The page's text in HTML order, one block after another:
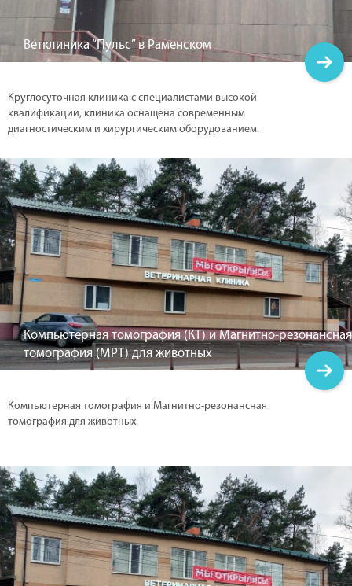
Ветклиника “Пульс” в Раменском
Круглосуточная клиника с специалистами высокой
квалификации, клиника оснащена современным
диагностическим и хирургическим оборудованием.
Компьютерная томография (КТ) и Магнитно-резонансная
томография (МРТ) для животных
Компьютерная томография и Магнитно-резонансная
томография для животных.